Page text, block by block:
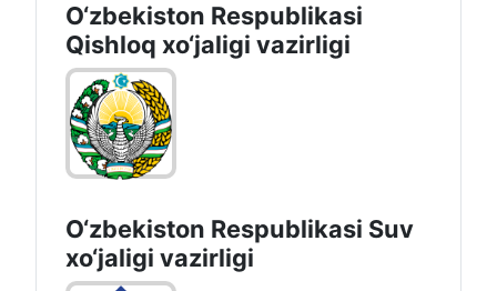
O‘zbekiston Respublikasi
Qishloq хo‘jаligi vаzirligi
O‘zbekiston Respublikasi Suv
хo‘jaligi vazirligi